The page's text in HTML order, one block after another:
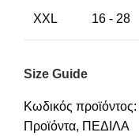
XXL 16 - 28
Size Guide
Κωδικός προϊόντος:
Προϊόντα, ΠΕΔΙΛΑ